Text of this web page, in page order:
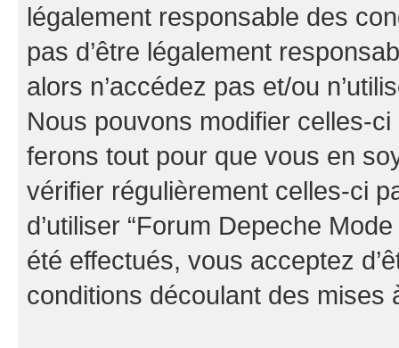
légalement responsable des
pas d’être légalement
alors n’accédez pas et/ou
Nous pouvons modifier celles-
ferons tout pour que vous en
vérifier régulièrement celles-ci
d’utiliser “Forum Depeche
été effectués, vous acceptez
conditions découlant des mises